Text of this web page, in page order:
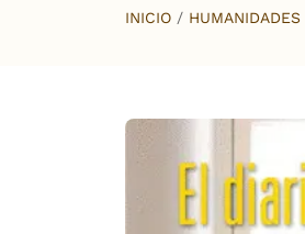
INICIO HUMANIDADES